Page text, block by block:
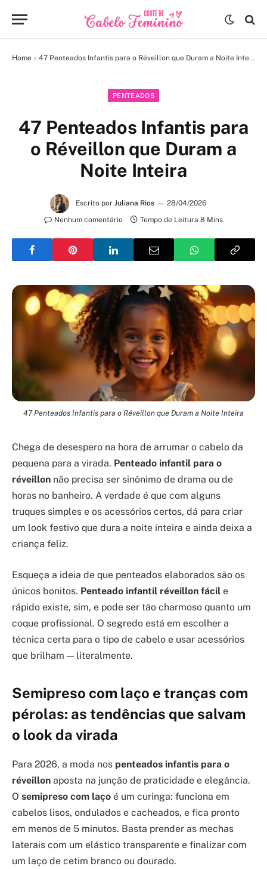
Home » 47 Penteados Infantis para o Réveillon que Duram a Noite Inteira
PENTEADOS
47 Penteados Infantis para
o Réveillon que Duram a
Noite Inteira
Escrito por Juliana Rios
28/04/2026
Nenhum comentário
Tempo de Leitura 8 Mins
47 Penteados Infantis para o Réveillon que Duram a Noite Inteira
Chega de desespero na hora de arrumar o cabelo da
pequena para a virada. Penteado infantil para o
réveillon não precisa ser sinônimo de drama ou de
horas no banheiro. A verdade é que com alguns
truques simples e os acessórios certos, dá para criar
um look festivo que dura a noite inteira e ainda deixa a
criança feliz.
Esqueça a ideia de que penteados elaborados são os
únicos bonitos. Penteado infantil réveillon fácil e
rápido existe, sim, e pode ser tão charmoso quanto um
coque profissional. O segredo está em escolher a
técnica certa para o tipo de cabelo e usar acessórios
que brilham — literalmente.
Semipreso com laço e tranças com
pérolas: as tendências que salvam
o look da virada
Para 2026, a moda nos penteados infantis para o
réveillon aposta na junção de praticidade e elegância.
O semipreso com laço é um curinga: funciona em
cabelos lisos, ondulados e cacheados, e fica pronto
em menos de 5 minutos. Basta prender as mechas
laterais com um elástico transparente e finalizar com
um laço de cetim branco ou dourado.